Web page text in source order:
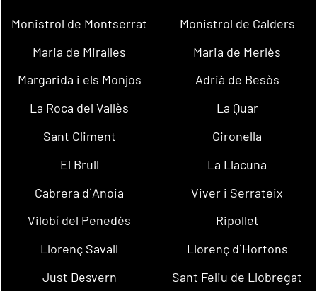
Monistrol de Montserrat
Monistrol de Calders
Maria de Miralles
Maria de Merlès
Margarida i els Monjos
Adrià de Besòs
La Roca del Vallès
La Quar
Sant Climent
Gironella
El Brull
La Llacuna
Cabrera d´Anoia
Viver i Serrateix
Vilobí del Penedès
Ripollet
Llorenç Savall
Llorenç d´Hortons
Just Desvern
Sant Feliu de Llobregat